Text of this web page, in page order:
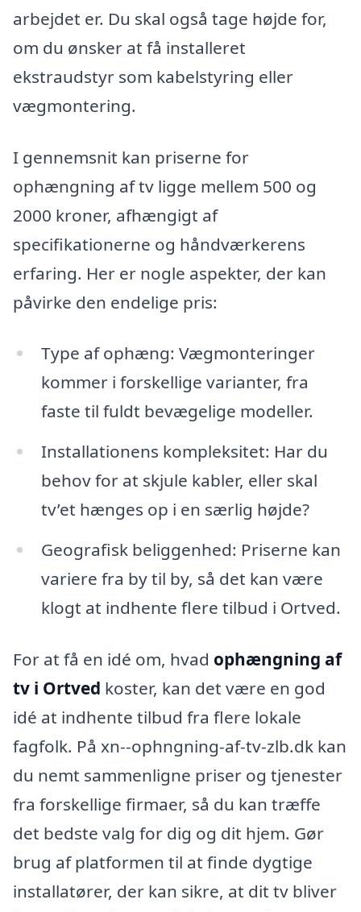
arbejdet er. Du skal også tage højde for,
om du ønsker at få installeret
ekstraudstyr som kabelstyring eller
vægmontering.
I gennemsnit kan priserne for
ophængning af tv ligge mellem 500 og
2000 kroner, afhængigt af
specifikationerne og håndværkerens
erfaring. Her er nogle aspekter, der kan
påvirke den endelige pris:
Type af ophæng: Vægmonteringer
kommer i forskellige varianter, fra
faste til fuldt bevægelige modeller.
Installationens kompleksitet: Har du
behov for at skjule kabler, eller skal
tv’et hænges op i en særlig højde?
Geografisk beliggenhed: Priserne kan
variere fra by til by, så det kan være
klogt at indhente flere tilbud i Ortved.
For at få en idé om, hvad ophængning af
tv i Ortved koster, kan det være en god
idé at indhente tilbud fra flere lokale
fagfolk. På xn--ophngning-af-tv-zlb.dk kan
du nemt sammenligne priser og tjenester
fra forskellige firmaer, så du kan træffe
det bedste valg for dig og dit hjem. Gør
brug af platformen til at finde dygtige
installatører, der kan sikre, at dit tv bliver